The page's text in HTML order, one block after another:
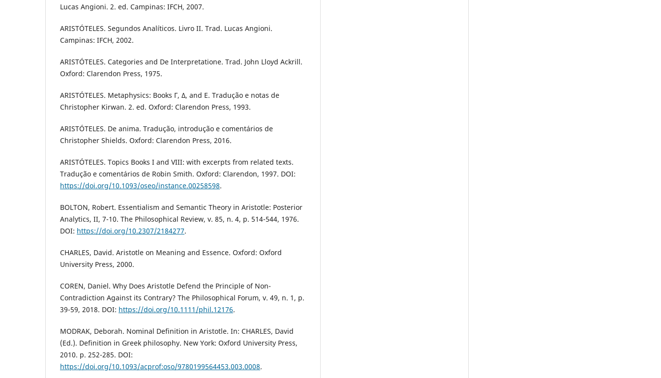
Lucas Angioni. 2. ed. Campinas: IFCH, 2007.
ARISTÓTELES. Segundos Analíticos. Livro II. Trad. Lucas Angioni.
Campinas: IFCH, 2002.
ARISTÓTELES. Categories and De Interpretatione. Trad. John Lloyd Ackrill.
Oxford: Clarendon Press, 1975.
ARISTÓTELES. Metaphysics: Books Γ, Δ, and Ε. Tradução e notas de
Christopher Kirwan. 2. ed. Oxford: Clarendon Press, 1993.
ARISTÓTELES. De anima. Tradução, introdução e comentários de
Christopher Shields. Oxford: Clarendon Press, 2016.
ARISTÓTELES. Topics Books I and VIII: with excerpts from related texts.
Tradução e comentários de Robin Smith. Oxford: Clarendon, 1997. DOI:
https://doi.org/10.1093/oseo/instance.00258598.
BOLTON, Robert. Essentialism and Semantic Theory in Aristotle: Posterior
Analytics, II, 7-10. The Philosophical Review, v. 85, n. 4, p. 514-544, 1976.
DOI: https://doi.org/10.2307/2184277.
CHARLES, David. Aristotle on Meaning and Essence. Oxford: Oxford
University Press, 2000.
COREN, Daniel. Why Does Aristotle Defend the Principle of Non-
Contradiction Against its Contrary? The Philosophical Forum, v. 49, n. 1, p.
39-59, 2018. DOI: https://doi.org/10.1111/phil.12176.
MODRAK, Deborah. Nominal Definition in Aristotle. In: CHARLES, David
(Ed.). Definition in Greek philosophy. New York: Oxford University Press,
2010. p. 252-285. DOI:
https://doi.org/10.1093/acprof:oso/9780199564453.003.0008.